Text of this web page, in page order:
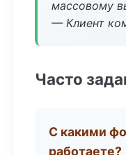
массовому
— Клиент
Часто
С какими
работаете?